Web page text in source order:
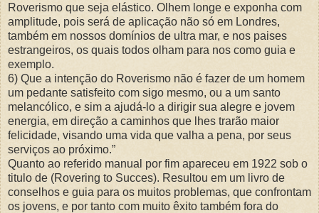
Roverismo que seja elástico. Olhem longe e exponha com
amplitude, pois será de aplicação não só em Londres,
também em nossos domínios de ultra mar, e nos paises
estrangeiros, os quais todos olham para nos como guia e
exemplo.
6) Que a intenção do Roverismo não é fazer de um homem
um pedante satisfeito com sigo mesmo, ou a um santo
melancólico, e sim a ajudá-lo a dirigir sua alegre e jovem
energia, em direção a caminhos que lhes trarão maior
felicidade, visando uma vida que valha a pena, por seus
serviços ao próximo.”
Quanto ao referido manual por fim apareceu em 1922 sob o
titulo de (Rovering to Succes). Resultou em um livro de
conselhos e guia para os muitos problemas, que confrontam
os jovens, e por tanto com muito êxito também fora do